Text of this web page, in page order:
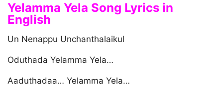
Yelamma Yela Song Lyrics in
English
Un Nenappu Unchanthalaikul
Oduthada Yelamma Yela…
Aaduthadaa… Yelamma Yela…